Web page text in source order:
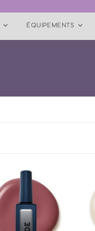
ÉQUIPEMENTS